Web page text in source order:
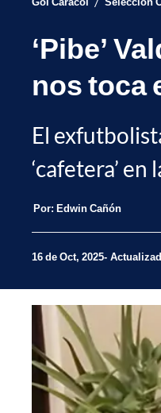
‘Pibe’
nos toca
El
‘cafetera’
Por: Edwin Cañón
16 de Oct, 2025